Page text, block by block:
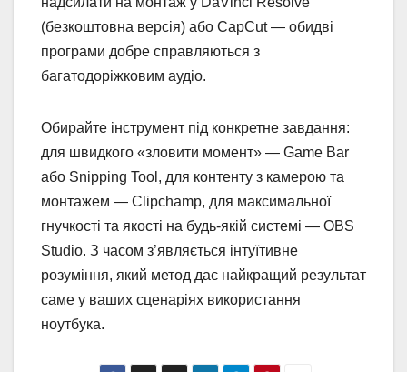
(безкоштовна версія) або CapCut — обидві
програми добре справляються з
багатодоріжковим аудіо.
Обирайте інструмент під конкретне завдання:
для швидкого «зловити момент» — Game Bar
або Snipping Tool, для контенту з камерою та
монтажем — Clipchamp, для максимальної
гнучкості та якості на будь-якій системі — OBS
Studio. З часом з’являється інтуїтивне
розуміння, який метод дає найкращий результат
саме у ваших сценаріях використання
ноутбука.